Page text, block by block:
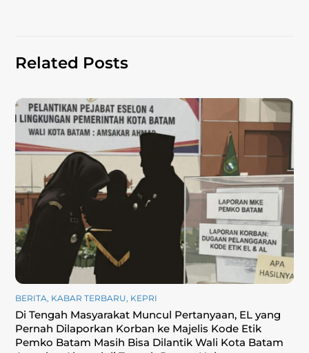
Related Posts
BERITA, KABAR TERBARU, KEPRI
Di Tengah Masyarakat Muncul Pertanyaan, EL yang
Pernah Dilaporkan Korban ke Majelis Kode Etik
Pemko Batam Masih Bisa Dilantik Wali Kota Batam